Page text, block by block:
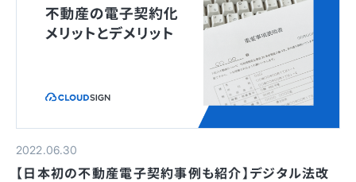
2022.06.30
【日本初の不動産電子契約事例も紹介】デジタル法改